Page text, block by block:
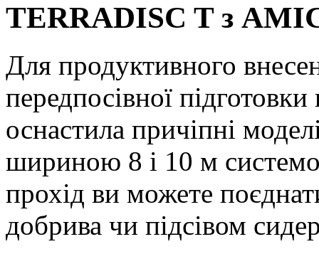
TERRADISC T з
Для продуктивного
передпосівної
оснастила причіпні
шириною 8 і 10 м
прохід ви можете
добрива чи підсівом